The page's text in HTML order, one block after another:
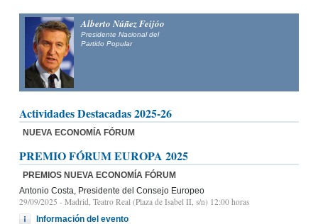
Alberto Núñez Feijóo
Presidente Nacional del
Partido Popular
Actividades Destacadas 2025-26
NUEVA ECONOMÍA FÓRUM
PREMIO FÓRUM EUROPA 2025
PREMIOS NUEVA ECONOMÍA FÓRUM
Antonio Costa, Presidente del Consejo Europeo
29/09/2025 - Madrid, Teatro Real (Plaza de Isabel II, s/n) 12:00 horas
Información del evento